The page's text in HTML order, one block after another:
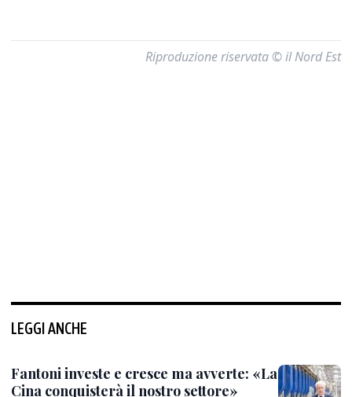
Riproduzione riservata © il Nord Est
LEGGI ANCHE
Fantoni investe e cresce ma avverte: «La
Cina conquisterà il nostro settore»